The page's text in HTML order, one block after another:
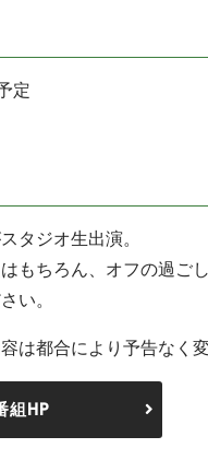
定
タジオ生出演。
もちろん、オフの過ご
い。
は都合により予告なく
組HP